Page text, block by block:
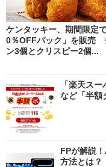
ケンタッキー、期間限定
0％OFFパック」を販売
ン3個とクリスピー2個...
「楽天ス
など「半額
FPが解説
方法とは？